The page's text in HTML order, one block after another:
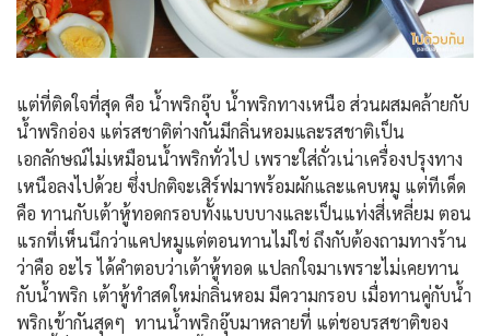
แต่ที่ติดใจที่สุด คือ น้ำพริกอุ๊บ น้ำพริกทางเหนือ ส่วนผสมคล้ายกับ
น้ำพริกอ่อง แต่รสชาติต่างกันมีกลิ่นหอมและรสชาติเป็น
เอกลักษณ์ไม่เหมือนน้ำพริกทั่วไป เพราะใส่ถั่วเน่าเครื่องปรุงทาง
เหนือลงไปด้วย ซึ่งปกติจะเสิร์ฟมาพร้อมผักและแคบหมู แต่ทีเด็ด
คือ ทานกับเต้าหู้ทอดกรอบทั้งแบบบางและเป็นแท่งสี่เหลี่ยม ตอน
แรกที่เห็นนึกว่าแคปหมูแต่ตอนทานไม่ใช่ ถึงกับต้องถามทางร้าน
ว่าคือ อะไร ได้คำตอบว่าเต้าหู้ทอด แปลกใจมาเพราะไม่เคยทาน
กับน้ำพริก เต้าหู้ทำสดใหม่กลิ่นหอม มีความกรอบ เมื่อทานคู่กับน้ำ
พริกเข้ากันสุดๆ ทานน้ำพริกอุ๊บมาหลายที่ แต่ชอบรสชาติของ